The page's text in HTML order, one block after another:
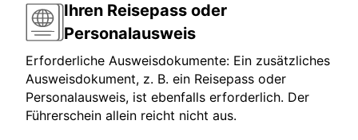
Ihren Reisepass oder
Personalausweis
Erforderliche Ausweisdokumente: Ein zusätzliches
Ausweisdokument, z. B. ein Reisepass oder
Personalausweis, ist ebenfalls erforderlich. Der
Führerschein allein reicht nicht aus.